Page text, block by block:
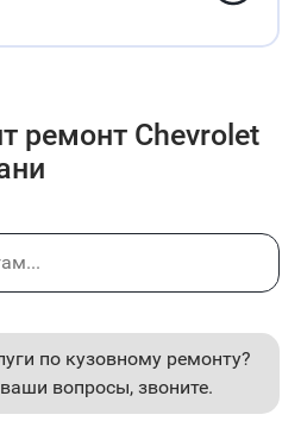
ремонт Chevrolet
по кузовному ремонту?
вопросы, звоните.